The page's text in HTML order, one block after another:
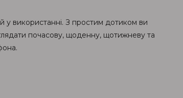
у використанні. З простим дотиком ви
почасову, щоденну, щотижневу та